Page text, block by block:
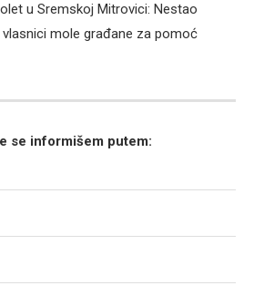
u Sremskoj Mitrovici: Nestao
mole građane za pomoć
se informišem putem: